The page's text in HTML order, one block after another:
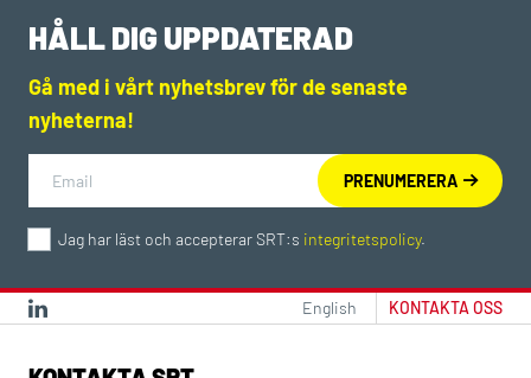
HÅLL DIG UPPDATERAD
Gå med i vårt nyhetsbrev för de senaste
nyheterna!
Jag har läst och accepterar SRT:s integritetspolicy.
English KONTAKTA OSS